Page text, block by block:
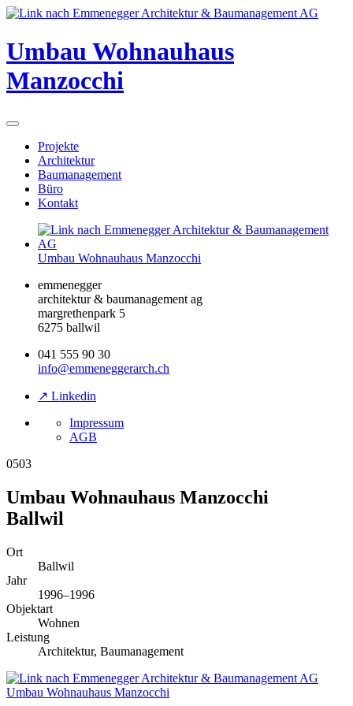
Umbau Wohnauhaus
Manzocchi
Projekte
Architektur
Baumanagement
Büro
Kontakt
Umbau Wohnauhaus Manzocchi
emmenegger
architektur & baumanagement ag
margrethenpark 5
6275 ballwil
041 555 90 30
info@emmeneggerarch.ch
↗ Linkedin
Impressum
AGB
0503
Umbau Wohnauhaus Manzocchi
Ballwil
Ort
Ballwil
Jahr
1996–1996
Objektart
Wohnen
Leistung
Architektur, Baumanagement
Umbau Wohnauhaus Manzocchi